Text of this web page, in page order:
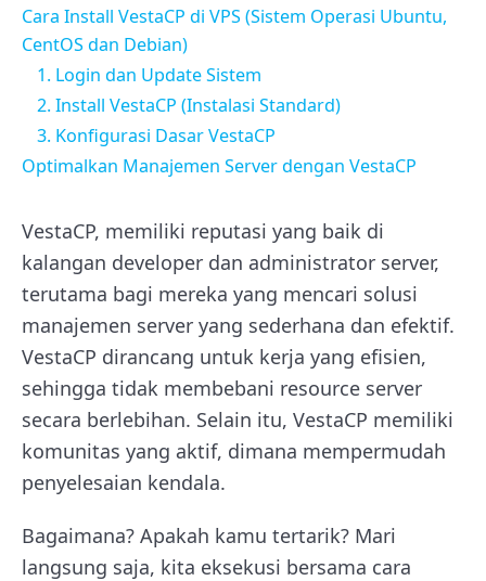
Cara Install VestaCP di VPS (Sistem Operasi Ubuntu,
CentOS dan Debian)
1. Login dan Update Sistem
2. Install VestaCP (Instalasi Standard)
3. Konfigurasi Dasar VestaCP
Optimalkan Manajemen Server dengan VestaCP
VestaCP, memiliki reputasi yang baik di
kalangan developer dan administrator server,
terutama bagi mereka yang mencari solusi
manajemen server yang sederhana dan efektif.
VestaCP dirancang untuk kerja yang efisien,
sehingga tidak membebani resource server
secara berlebihan. Selain itu, VestaCP memiliki
komunitas yang aktif, dimana mempermudah
penyelesaian kendala.
Bagaimana? Apakah kamu tertarik? Mari
langsung saja, kita eksekusi bersama cara